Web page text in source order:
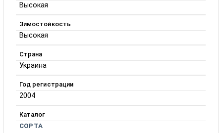
Высокая
Зимостойкость
Высокая
Страна
Украина
Год регистрации
2004
Каталог
СОРТА